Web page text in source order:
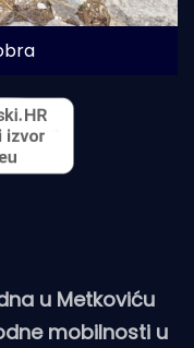
u Metkoviću
mobilnosti u